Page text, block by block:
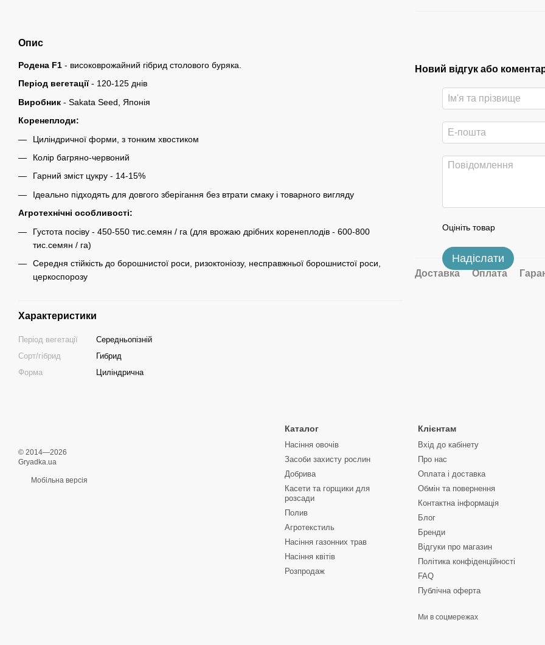
Опис
Родена F1 - високоврожайний гібрид столового буряка.
Період вегетації- 120-125 днів
Виробник - Sakata Seed, Японія
Коренеплоди:
Циліндричної форми, з тонким хвостиком
Колір багряно-червоний
Гарний зміст цукру - 14-15%
Ідеально підходять для довгого зберігання без втрати смаку і товарного вигляду
Агротехнічні особливості:
Густота посіву - 450-550 тис.семян / га (для врожаю дрібних коренеплодів - 600-800
тис.семян / га)
Середня стійкість до борошнистої роси, ризоктоніозу, несправжньої борошнистої роси,
церкоспорозу
Характеристики
Період вегетації
Середньопізній
Сорт/гібрид
Гибрид
Форма
Циліндрична
Новий відгук або
Оцініть товар
Надіслати
Доставка Оплата
© 2014—2026
Gryadka.ua
Мобільна версія
Каталог
Насіння овочів
Засоби захисту рослин
Добрива
Касети та горщики для
розсади
Полив
Агротекстиль
Насіння газонних трав
Насіння квітів
Розпродаж
Клієнтам
Вхід до кабінету
Про нас
Оплата і доставка
Обмін та повернення
Контактна інформація
Блог
Бренди
Відгуки про магазин
Політика конфіденційності
FAQ
Публічна оферта
Ми в соцмережах